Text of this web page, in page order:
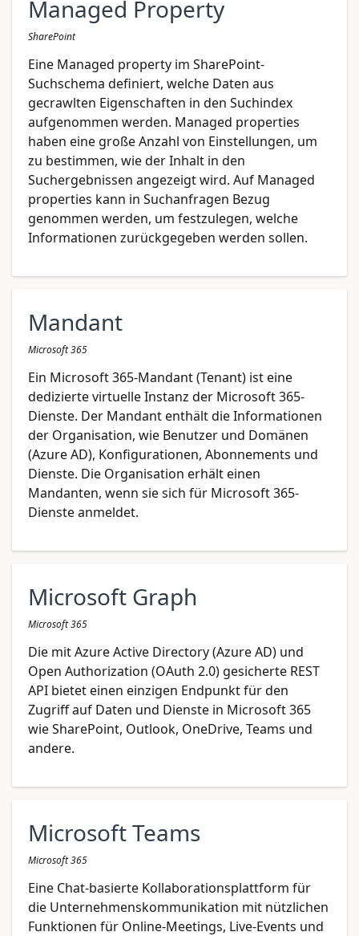
Managed Property
SharePoint
Eine Managed property im SharePoint-
Suchschema definiert, welche Daten aus
gecrawlten Eigenschaften in den Suchindex
aufgenommen werden. Managed properties
haben eine große Anzahl von Einstellungen, um
zu bestimmen, wie der Inhalt in den
Suchergebnissen angezeigt wird. Auf Managed
properties kann in Suchanfragen Bezug
genommen werden, um festzulegen, welche
Informationen zurückgegeben werden sollen.
Mandant
Microsoft 365
Ein Microsoft 365-Mandant (Tenant) ist eine
dedizierte virtuelle Instanz der Microsoft 365-
Dienste. Der Mandant enthält die Informationen
der Organisation, wie Benutzer und Domänen
(Azure AD), Konfigurationen, Abonnements und
Dienste. Die Organisation erhält einen
Mandanten, wenn sie sich für Microsoft 365-
Dienste anmeldet.
Microsoft Graph
Microsoft 365
Die mit Azure Active Directory (Azure AD) und
Open Authorization (OAuth 2.0) gesicherte REST
API bietet einen einzigen Endpunkt für den
Zugriff auf Daten und Dienste in Microsoft 365
wie SharePoint, Outlook, OneDrive, Teams und
andere.
Microsoft Teams
Microsoft 365
Eine Chat-basierte Kollaborationsplattform für
die Unternehmenskommunikation mit nützlichen
Funktionen für Online-Meetings, Live-Events und